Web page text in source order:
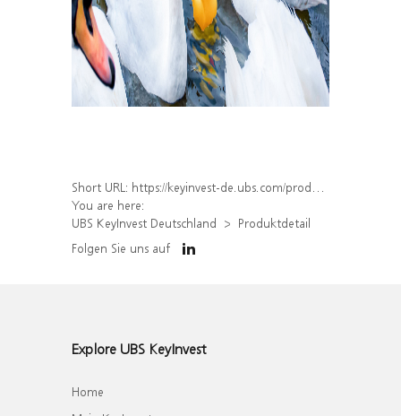
Short URL: https://keyinvest-de.ubs.com/produkt/detail/index/isin/DE000WA8WYK7
You are here:
UBS KeyInvest Deutschland
Produktdetail
Folgen Sie uns auf
Explore UBS KeyInvest
Home